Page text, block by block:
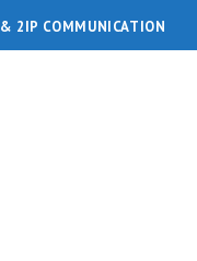
& 2IP COMMUNICATION